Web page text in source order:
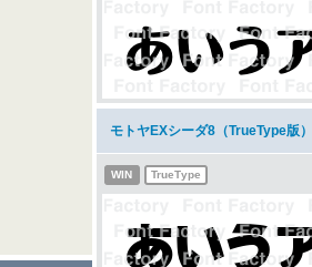
モトヤEXシーダ8（TrueType版
WIN TrueType